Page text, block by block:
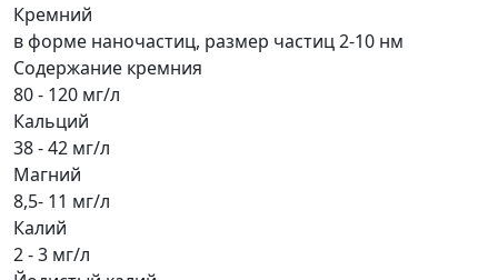
Кремний
в форме наночастиц, размер частиц 2-10 нм
Содержание кремния
80 - 120 мг/л
Кальций
38 - 42 мг/л
Магний
8,5- 11 мг/л
Калий
2 - 3 мг/л